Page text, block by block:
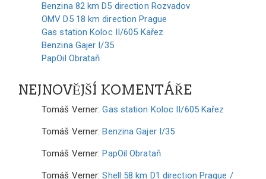
Benzina 82 km D5 direction Rozvadov
OMV D5 18 km direction Prague
Gas station Koloc II/605 Kařez
Benzina Gajer I/35
PapOil Obrataň
NEJNOVĚJŠÍ KOMENTÁŘE
Tomáš Verner:Gas station Koloc II/605 Kařez
Tomáš Verner:Benzina Gajer I/35
Tomáš Verner:PapOil Obrataň
Tomáš Verner:Shell 58 km D1 direction Prague /